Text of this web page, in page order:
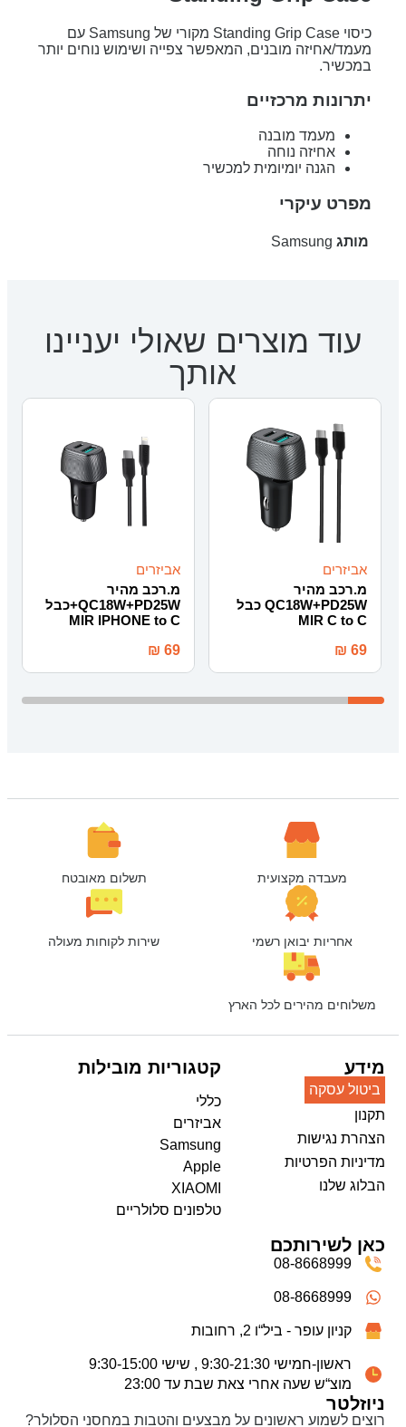
כיסוי Standing Grip Case מקורי של Samsung עם
מעמד/אחיזה מובנים, המאפשר צפייה ושימוש נוחים יותר
במכשיר.
יתרונות מרכזיים
מעמד מובנה
אחיזה נוחה
הגנה יומיומית למכשיר
מפרט עיקרי
מותג Samsung
עוד מוצרים שאולי יעניינו
אותך
אביזרים
מ.רכב מהיר
QC18W+PD25W כבל
MIR C to C
₪ 69
אביזרים
מ.רכב מהיר
QC18W+PD25W+כבל
MIR IPHONE to C
₪ 69
מעבדה מקצועית תשלום מאובטח
אחריות יבואן רשמי שירות לקוחות מעולה
משלוחים מהירים לכל הארץ
ניוזלטר
רוצים לשמוע ראשונים על מבצעים והטבות במחסני הסלולר?
מידע
ביטול עסקה
תקנון
הצהרת נגישות
מדיניות הפרטיות
הבלוג שלנו
קטגוריות מובילות
כללי
אביזרים
Samsung
Apple
XIAOMI
טלפונים סלולריים
כאן לשירותכם
08-8668999
08-8668999
קניון עופר - ביל“ו 2, רחובות
ראשון-חמישי 9:30-21:30 , שישי 9:30-15:00
מוצ“ש שעה אחרי צאת שבת עד 23:00